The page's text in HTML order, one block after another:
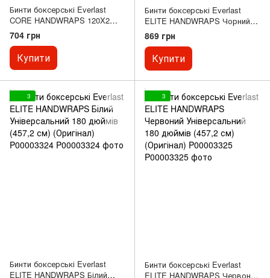
Бинти боксерські Everlast
CORE HANDWRAPS 120X2
Чорний універсальні 120
дюймів (304,8 см) (Оригінал)
P00003243
704 грн
Купити
Бинти боксерські Everlast
ELITE HANDWRAPS Чорний
Універсальний 180 дюймів
(457,2 см) (Оригінал)
P00003323
869 грн
Купити
3
Бинти боксерські Everlast
ELITE HANDWRAPS Білий
3
Бинти боксерські Everlast
ELITE HANDWRAPS Червоний